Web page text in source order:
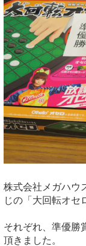
株式会社メガハウ
じの「大回転オセ
それぞれ、準優勝
頂きました。